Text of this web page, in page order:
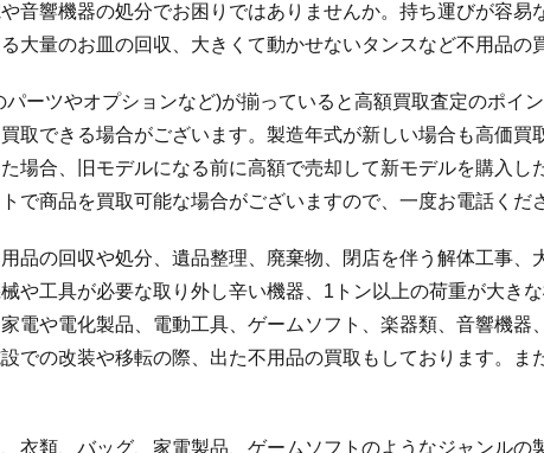
音響機器の処分でお困りではありませんか。持ち運びが容
大量のお皿の回収、大きくて動かせないタンスなど不用品の
ーツやオプションなど)が揃っていると高額買取査定のポイ
取できる場合がございます。製造年式が新しい場合も高価
場合、旧モデルになる前に高額で売却して新モデルを購入
で商品を買取可能な場合がございますので、一度お電話くだ
品の回収や処分、遺品整理、廃棄物、閉店を伴う解体工事
や工具が必要な取り外し辛い機器、1トン以上の荷重が大き
電や電化製品、電動工具、ゲームソフト、楽器類、音響機
での改装や移転の際、出た不用品の買取もしております。
衣類、バッグ、家電製品、ゲームソフトのようなジャンル